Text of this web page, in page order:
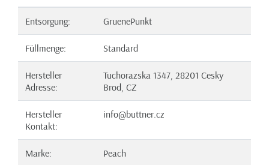
Entsorgung: GruenePunkt
Füllmenge: Standard
Hersteller
Adresse:
Tuchorazska 1347, 28201 Cesky
Brod, CZ
Hersteller
Kontakt:
info@buttner.cz
Marke: Peach